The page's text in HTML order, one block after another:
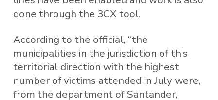
done through the 3CX tool.
According to the official, “the
municipalities in the jurisdiction of this
territorial direction with the highest
number of victims attended in July were,
from the department of Santander,